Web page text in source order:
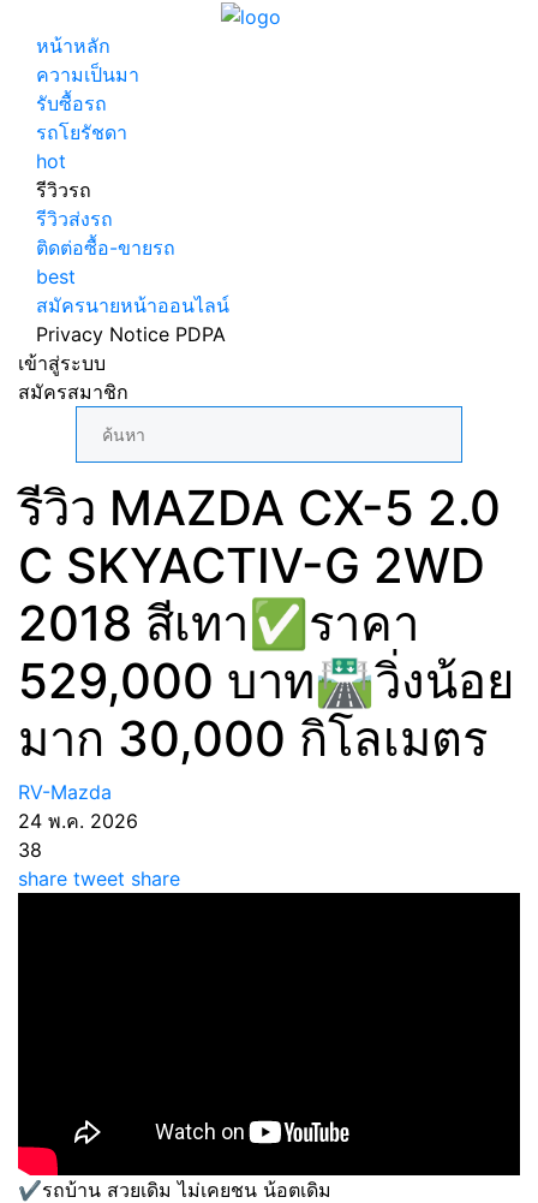
หน้าหลัก
ความเป็นมา
รับซื้อรถ
รถโยรัชดา
hot
รีวิวรถ
รีวิวส่งรถ
ติดต่อซื้อ-ขายรถ
best
สมัครนายหน้าออนไลน์
Privacy Notice PDPA
เข้าสู่ระบบ
สมัครสมาชิก
รีวิว MAZDA CX-5 2.0
C SKYACTIV-G 2WD
2018 สีเทา✅ราคา
529,000 บาท🛣️วิ่งน้อย
มาก 30,000 กิโลเมตร
RV-Mazda
24 พ.ค. 2026
38
share tweet share
✔️รถบ้าน สวยเดิม ไม่เคยชน น้อตเดิม